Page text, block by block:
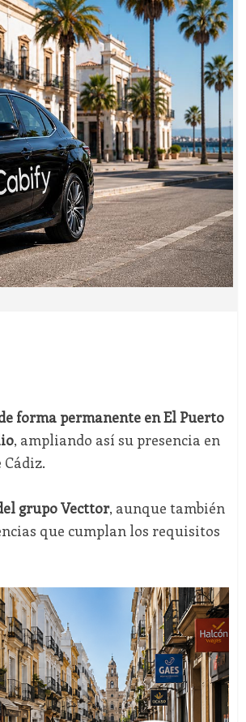
forma permanente en El Puerto
, ampliando así su presencia en
grupo Vecttor, aunque también
que cumplan los requisitos